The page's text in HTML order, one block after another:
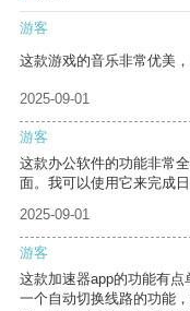
游客
这款游戏的音乐非常优美
2025-09-01
游客
这款办公软件的功能非常
面。我可以使用它来完成
2025-09-01
游客
这款加速器app的功能有
一个自动切换线路的功能